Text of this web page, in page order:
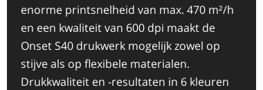
enorme printsnelheid van max. 470 m²/h
en een kwaliteit van 600 dpi maakt de
Onset S40 drukwerk mogelijk zowel op
stijve als op flexibele materialen.
Drukkwaliteit en -resultaten in 6 kleuren